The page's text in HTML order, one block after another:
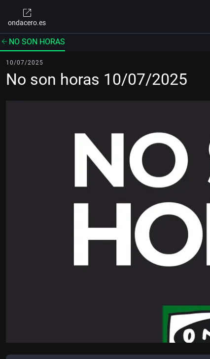
ondacero.es
NO SON HORAS
10/07/2025
No son horas 10/07/2025